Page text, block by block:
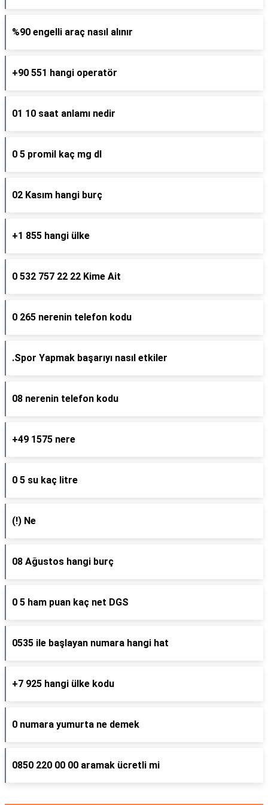
%90 engelli araç nasıl alınır
+90 551 hangi operatör
01 10 saat anlamı nedir
0 5 promil kaç mg dl
02 Kasım hangi burç
+1 855 hangi ülke
0 532 757 22 22 Kime Ait
0 265 nerenin telefon kodu
.Spor Yapmak başarıyı nasıl etkiler
08 nerenin telefon kodu
+49 1575 nere
0 5 su kaç litre
(!) Ne
08 Ağustos hangi burç
0 5 ham puan kaç net DGS
0535 ile başlayan numara hangi hat
+7 925 hangi ülke kodu
0 numara yumurta ne demek
0850 220 00 00 aramak ücretli mi